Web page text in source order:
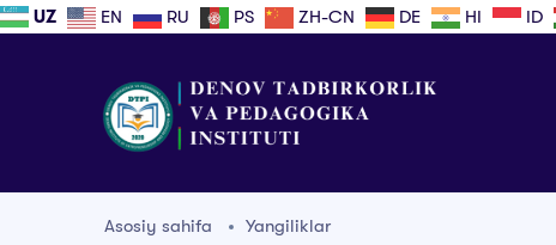
UZ EN RU PS ZH-CN DE HI ID
Asosiy sahifa Yangiliklar